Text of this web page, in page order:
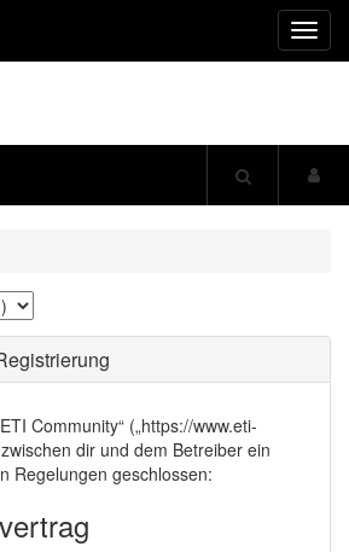
Community“ („https://www.eti-
dir und dem Betreiber ein
Regelungen geschlossen: